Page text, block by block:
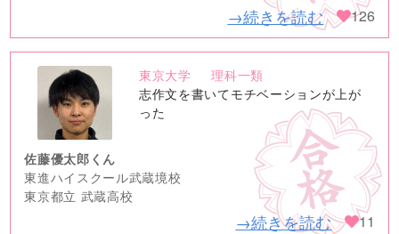
→続きを読む 126
no
image
東京大学
理科一類
志作文を書いてモチベーションが上が
った
佐藤優太郎くん
東進ハイスクール武蔵境校
東京都立 武蔵高校
→続きを読む 11